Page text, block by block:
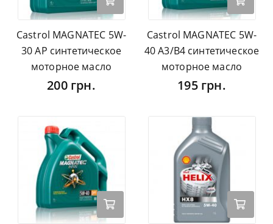
Castrol MAGNATEC 5W-
30 AP синтетическое
моторное масло
200 грн.
Castrol MAGNATEC 5W-
40 A3/B4 синтетическое
моторное масло
195 грн.